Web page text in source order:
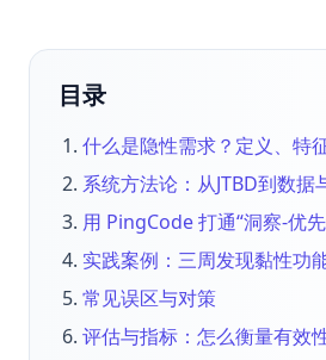
目录
什么是隐性需求？定义、特
系统方法论：从JTBD到数据
用 PingCode 打通“洞察-优
实践案例：三周发现黏性功
常见误区与对策
评估与指标：怎么衡量有效